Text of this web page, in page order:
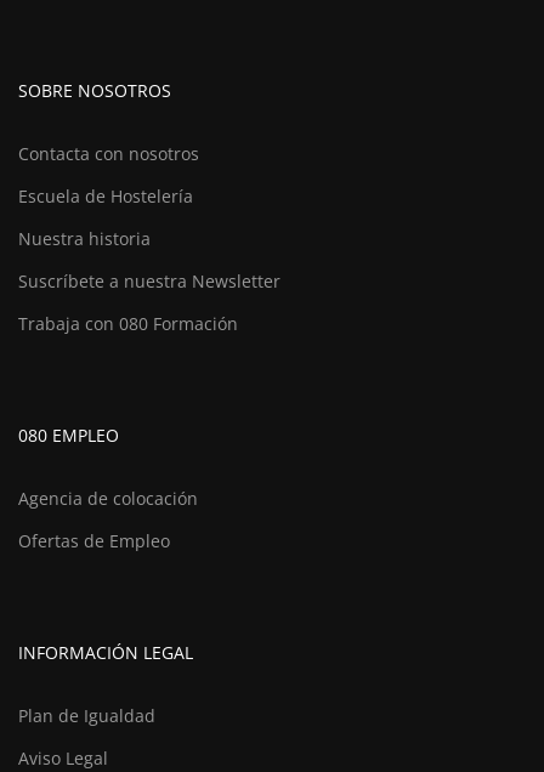
SOBRE NOSOTROS
Contacta con nosotros
Escuela de Hostelería
Nuestra historia
Suscríbete a nuestra Newsletter
Trabaja con 080 Formación
080 EMPLEO
Agencia de colocación
Ofertas de Empleo
INFORMACIÓN LEGAL
Plan de Igualdad
Aviso Legal